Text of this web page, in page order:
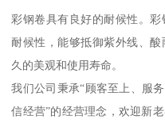
彩钢卷具有良好的耐候性。
耐候性，能够抵御紫外线、
久的美观和使用寿命。
我们公司秉承“顾客至上、服
信经营”的经营理念，欢迎新